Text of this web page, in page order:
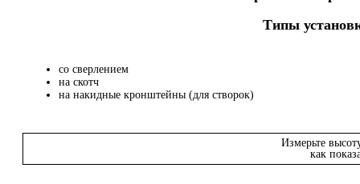
Типы
со сверлением
на скотч
на накидные кронштейны (для створок)
Измерьте
как